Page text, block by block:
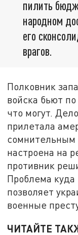
пилить
народном
его
врагов.
Полковник
войска бьют
что могут.
прилетала
сомнительным
настроена на
противник
Проблема
позволяет
военные
ЧИТАЙТЕ